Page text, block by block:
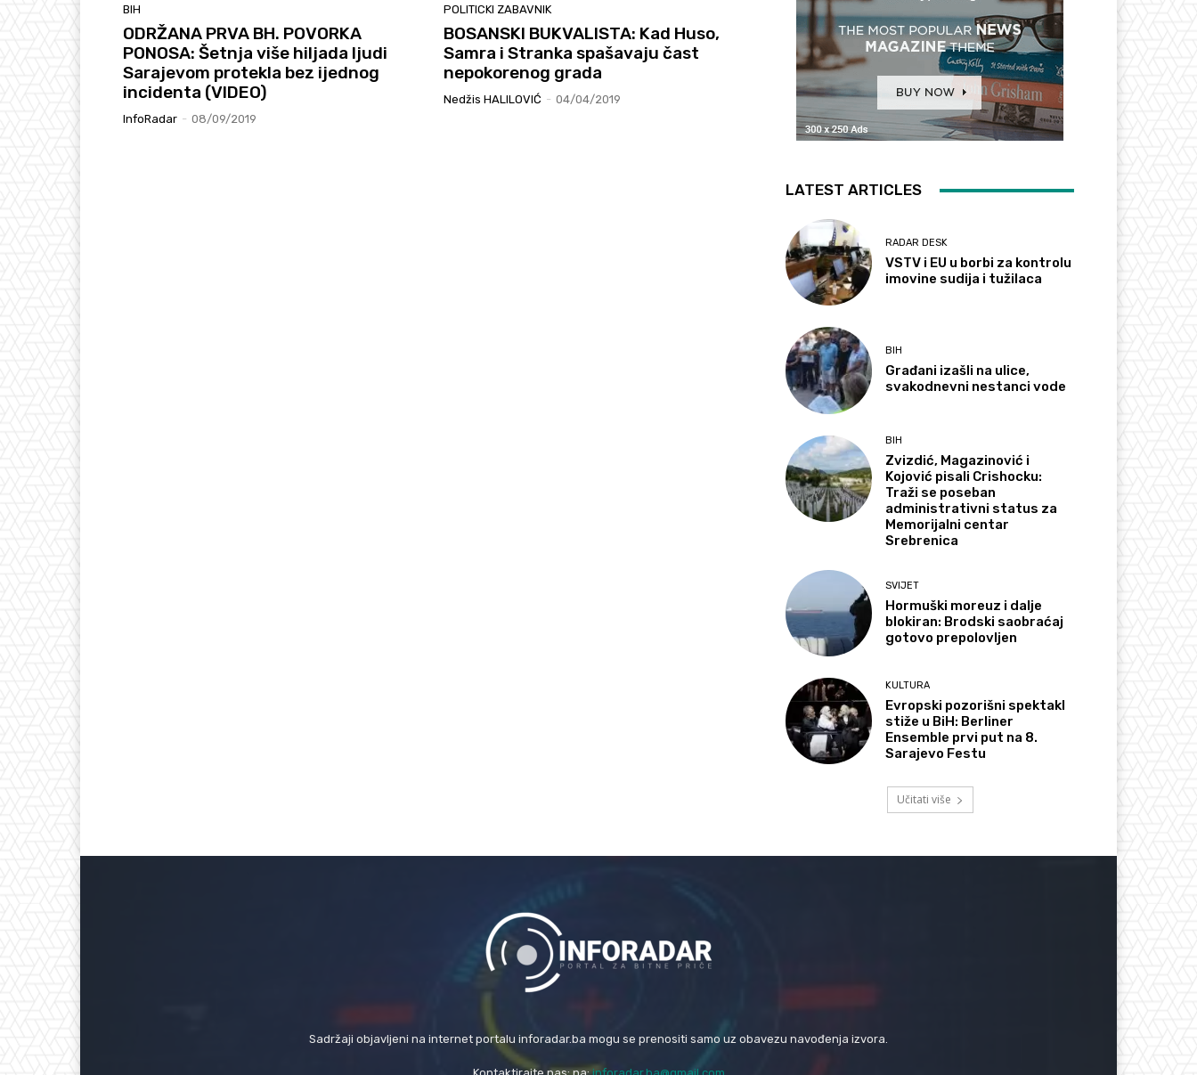
BIH
ODRŽANA PRVA BH. POVORKA
PONOSA: Šetnja više hiljada ljudi
Sarajevom protekla bez ijednog
incidenta (VIDEO)
InfoRadar - 08/09/2019
POLITICKI ZABAVNIK
BOSANSKI BUKVALISTA: Kad Huso,
Samra i Stranka spašavaju čast
nepokorenog grada
Nedžis HALILOVIĆ - 04/04/2019
LATEST ARTICLES
RADAR DESK
VSTV i EU u borbi za kontrolu
imovine sudija i tužilaca
BIH
Građani izašli na ulice,
svakodnevni nestanci vode
BIH
Zvizdić, Magazinović i
Kojović pisali Crishocku:
Traži se poseban
administrativni status za
Memorijalni centar
Srebrenica
SVIJET
Hormuški moreuz i dalje
blokiran: Brodski saobraćaj
gotovo prepolovljen
KULTURA
Evropski pozorišni spektakl
stiže u BiH: Berliner
Ensemble prvi put na 8.
Sarajevo Festu
Učitati više
Sadržaji objavljeni na internet portalu inforadar.ba mogu se prenositi samo uz obavezu navođenja izvora.